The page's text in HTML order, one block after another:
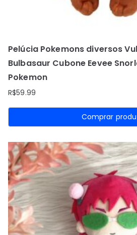
Pelúcia Pokemons diversos
Bulbasaur Cubone Eevee
Pokemon
R$59.99
Comprar